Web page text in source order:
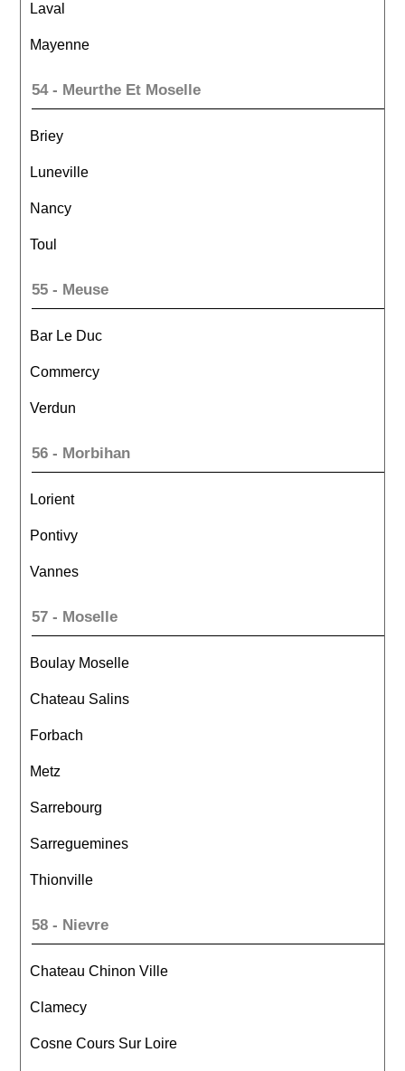
Laval
Mayenne
54 - Meurthe Et Moselle
Briey
Luneville
Nancy
Toul
55 - Meuse
Bar Le Duc
Commercy
Verdun
56 - Morbihan
Lorient
Pontivy
Vannes
57 - Moselle
Boulay Moselle
Chateau Salins
Forbach
Metz
Sarrebourg
Sarreguemines
Thionville
58 - Nievre
Chateau Chinon Ville
Clamecy
Cosne Cours Sur Loire